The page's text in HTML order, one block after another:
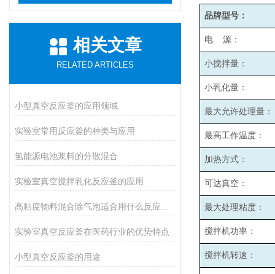
相关文章
RELATED ARTICLES
小型真空反应釜的应用领域
实验室常用反应釜的种类与应用
氢能源电池浆料的分散混合
实验室真空搅拌乳化反应釜的应用
实验室真空反应釜在医药行业的优势特点
小型真空反应釜的用途
品牌型号：
电 源：
小搅拌量：
小乳化量：
最大允许处理量：
最高工作温度：
加热方式：
可达真空：
最大处理粘度：
搅拌机功率：
搅拌机转速：